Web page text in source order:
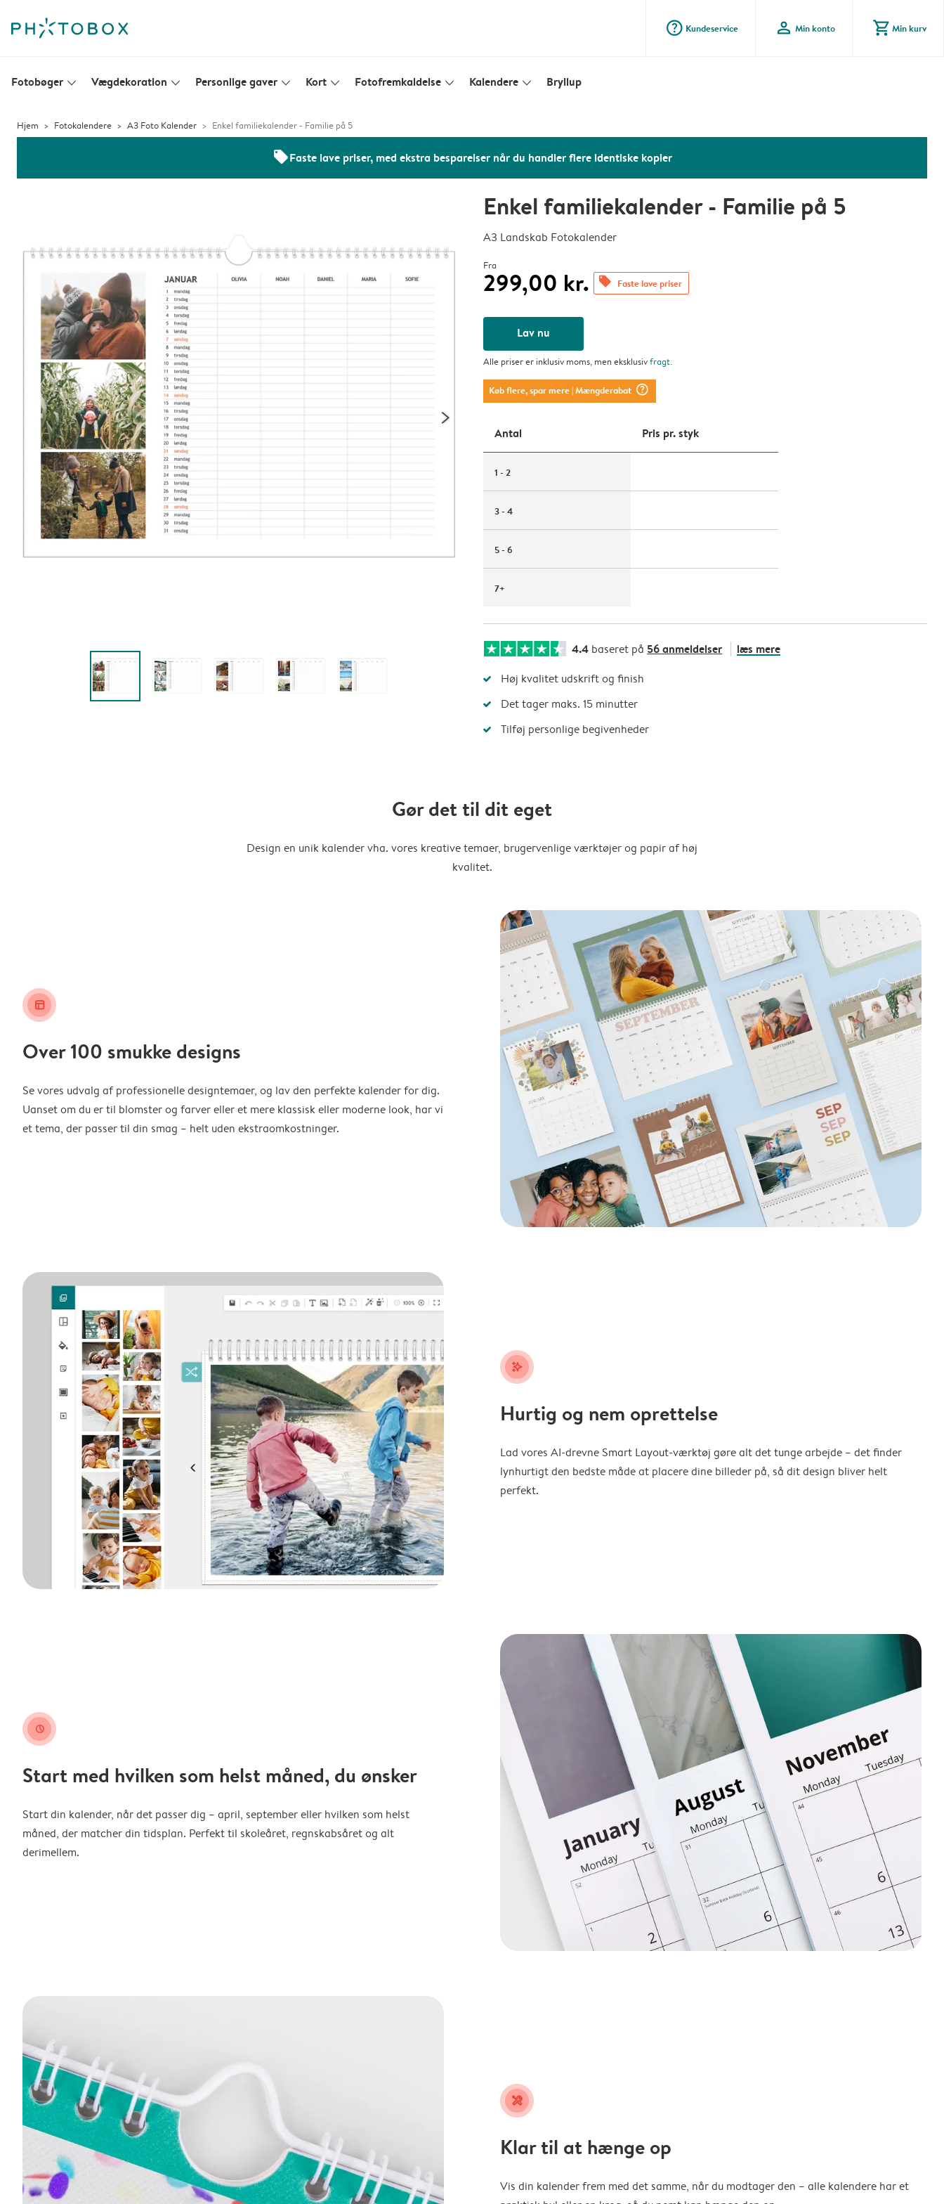
question_mark_circle Kundeservice profile Min konto shopping_cart Min kurv
Fotobøger slim_arrow_down Vægdekoration slim_arrow_down Personlige gaver slim_arrow_down Kort slim_arrow_down Fotofremkaldelse slim_arrow_down Kalendere slim_arrow_down Bryllup
Hjem Fotokalendere A3 Foto Kalender Enkel familiekalender - Familie på 5
offersFaste lave priser, med ekstra besparelser når du handler flere identiske kopier
Enkel familiekalender - Familie på 5
A3 Landskab Fotokalender
Fra
299,00 kr. offers Faste lave priser
Lav nu
Alle priser er inklusiv moms, men eksklusivfragt.
Køb flere, spar mere| Mængderabat question_mark_circle
Antal Pris pr. styk
1 - 2
3 - 4
5 - 6
7+
4.4 baseret på 56 anmeldelser læs mere
Høj kvalitet udskrift og finish
Det tager maks. 15 minutter
Tilføj personlige begivenheder
Gør det til dit eget
Design en unik kalender vha. vores kreative temaer, brugervenlige værktøjer og papir af høj
kvalitet.
layout_alt
Over 100 smukke designs
Se vores udvalg af professionelle designtemaer, og lav den perfekte kalender for dig.
Uanset om du er til blomster og farver eller et mere klassisk eller moderne look, har vi
et tema, der passer til din smag – helt uden ekstraomkostninger.
stars_plus
Hurtig og nem oprettelse
Lad vores AI-drevne Smart Layout-værktøj gøre alt det tunge arbejde – det finder
lynhurtigt den bedste måde at placere dine billeder på, så dit design bliver helt
perfekt.
clock
Start med hvilken som helst måned, du ønsker
Start din kalender, når det passer dig – april, september eller hvilken som helst
måned, der matcher din tidsplan. Perfekt til skoleåret, regnskabsåret og alt
derimellem.
tools
Klar til at hænge op
Vis din kalender frem med det samme, når du modtager den – alle kalendere har et